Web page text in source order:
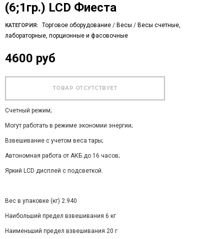
(6;1гр.) LCD Фиеста
КАТЕГОРИЯ: Торговое оборудование / Весы / Весы счетные,
лабораторные, порционные и фасовочные
4600 руб
Счетный режим;
Могут работать в режиме экономии энергии;
Взвешивание с учетом веса тары;
Автономная работа от АКБ до 16 часов;
Яркий LCD дисплей с подсветкой.
Вес в упаковке (кг) 2.940
Наибольший предел взвешивания 6 кг
Наименьший предел взвешивания 20 г